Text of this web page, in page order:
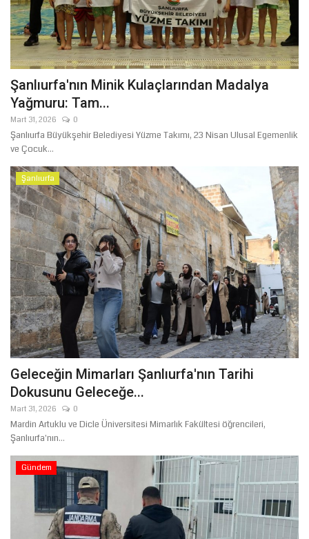
Şanlıurfa'nın Minik Kulaçlarından Madalya
Yağmuru: Tam...
Mart 31, 2026 0
Şanlıurfa Büyükşehir Belediyesi Yüzme Takımı, 23 Nisan Ulusal Egemenlik
ve Çocuk...
Şanlıurfa
Geleceğin Mimarları Şanlıurfa'nın Tarihi
Dokusunu Geleceğe...
Mart 31, 2026 0
Mardin Artuklu ve Dicle Üniversitesi Mimarlık Fakültesi öğrencileri,
Şanlıurfa'nın...
Gündem